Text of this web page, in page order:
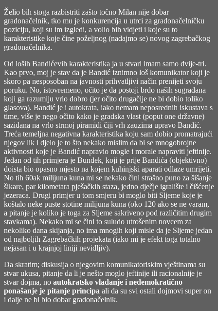
Želio bih stoga razbistriti zašto točno Milan nije dobar
gradonačelnik, tko mu je konkurencija u utrci za gradonačelničku
poziciju, koji su im izgledi, a volio bih vidjeti i koje su to
karakteristike koje čine poželjnog (nadajmo se) novog zagrebačkog
gradonačelnika.
Od loših Bandićevih karakteristika ja u stvari imam samo dvije-tri.
Kao prvo, moj je stav da je Bandić iznimno loš komunikator koji je
skoro pa nesposoban na javnosti prihvatljivi način prenijeti svoju
poruku. No, istovremeno, očito je da postoji brdo naših sugrađana
koji ga razumiju vrlo dobro (jer očito drugačije ne bi dobio toliko
glasova). Bandić je i autokrata, iako nemam neposrednih iskustava s
time, više je nego očito kako je gradska vlast (poput one državne)
sazidana na vrlo strmoj piramidi čiji vrh zauzima upravo Bandić.
Treća temeljna negativna karakteristika koju sam dobio promatrajući
njegov lik i djelo je to što nekako mislim da bi se mnogobrojne
aktivnosti koje je Bandić napravio mogle i morale napraviti jeftinije.
Jedan od tih primjera je Bundek, koji je prije Bandića (objektivno)
doista bio opasno mjesto na kojem kuhinjski aparati odlaze umrijeti.
No tih 60ak milijuna kuna mi se nekako čini strašno puno za šišanje
šikare, par kilometara pješačkih staza, jedno dječje igralište i čišćenje
jezeraca. Drugi primjer u tom smjeru bi moglo biti Sljeme koje je
koštalo neke puste stotine milijuna kuna (oko 120 ako se ne varam,
a pitanje je koliko je toga za Sljeme sakriveno pod različitim drugim
stavkama). Nekako mi se čini to suludo utrošenim novcem za
nekoliko dana skijanja, no ima mnogih koji misle da je Sljeme jedan
od najboljih Zagrebačkih projekata (iako mi je efekt toga totalno
nejasan i u krajnjoj liniji nevidljiv).
Da skratim; diskusija o njegovim komunikatoriskim vještinama su
stvar ukusa, pitanje da li je nešto moglo jeftinije ili racionalnije je
stvar dojma, no autokratsko vladanje i nedemokratično
ponašanje je pitanje principa ali da su svi ostali dojmovi super on
i dalje ne bi bio dobar gradonačelnik.